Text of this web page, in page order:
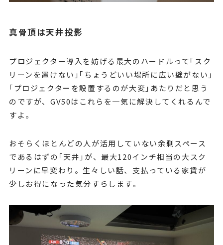
真骨頂は天井投影
プロジェクター導入を妨げる最大のハードルって｢スク
リーンを置けない｣｢ちょうどいい場所に広い壁がない｣
｢プロジェクターを設置するのが大変｣あたりだと思う
のですが、GV50はこれらを一気に解決してくれるんで
すよ。
おそらくほとんどの人が活用していない余剰スペース
であるはずの｢天井｣が、最大120インチ相当の大スク
リーンに早変わり。生々しい話、支払っている家賃が
少しお得になった気分すらします。